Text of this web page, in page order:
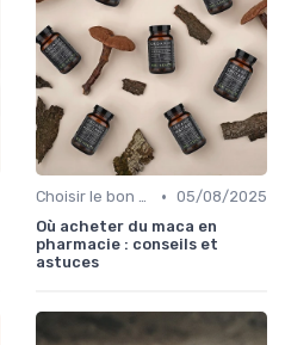
Choisir le bon complément • 05/08/2025
Où acheter du maca en
pharmacie : conseils et
astuces